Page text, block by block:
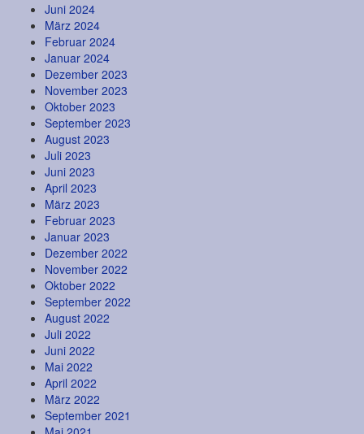
Juni 2024
März 2024
Februar 2024
Januar 2024
Dezember 2023
November 2023
Oktober 2023
September 2023
August 2023
Juli 2023
Juni 2023
April 2023
März 2023
Februar 2023
Januar 2023
Dezember 2022
November 2022
Oktober 2022
September 2022
August 2022
Juli 2022
Juni 2022
Mai 2022
April 2022
März 2022
September 2021